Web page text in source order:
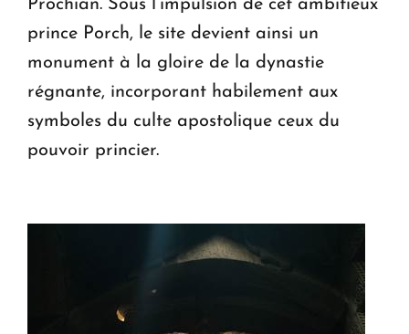
Prochian. Sous l’impulsion de cet ambitieux
prince Porch, le site devient ainsi un
monument à la gloire de la dynastie
régnante, incorporant habilement aux
symboles du culte apostolique ceux du
pouvoir princier.